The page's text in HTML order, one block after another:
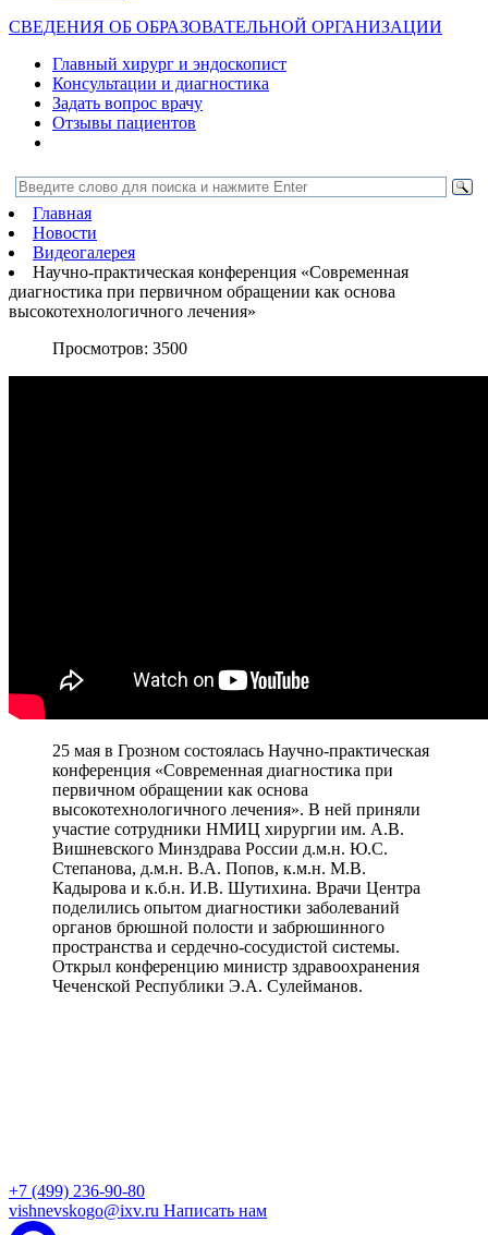
СВЕДЕНИЯ ОБ ОБРАЗОВАТЕЛЬНОЙ ОРГАНИЗАЦИИ
Главный хирург и эндоскопист
Консультации и диагностика
Задать вопрос врачу
Отзывы пациентов
Главная
Новости
Видеогалерея
Научно-практическая конференция «Современная
диагностика при первичном обращении как основа
высокотехнологичного лечения»
Просмотров: 3500
25 мая в Грозном состоялась Научно-практическая
конференция «Современная диагностика при
первичном обращении как основа
высокотехнологичного лечения». В ней приняли
участие сотрудники НМИЦ хирургии им. А.В.
Вишневского Минздрава России д.м.н. Ю.С.
Степанова, д.м.н. В.А. Попов, к.м.н. М.В.
Кадырова и к.б.н. И.В. Шутихина. Врачи Центра
поделились опытом диагностики заболеваний
органов брюшной полости и забрюшинного
пространства и сердечно-сосудистой системы.
Открыл конференцию министр здравоохранения
Чеченской Республики Э.А. Сулейманов.
+7 (499) 236-90-80
vishnevskogo@ixv.ru Написать нам